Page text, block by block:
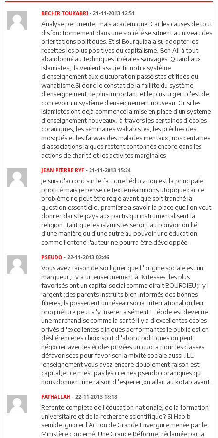
BECHIR TOUKABRI - 21-11-2013 12:51
Analyse pertinente, mais academique. Car les causes de tout
disfonctionnement dans une société se situent au niveau des
orientations politiques. Et si Bourguiba a su adopter les
recettes les plus positives du capitalisme, Ben Ali à tout
abandonné au techniques libérales sauvages. Quand aux
Islamistes, ils veulent assujettir notre système
d'enseignement aux elucubration passéistes et figés du
wahabisme.Si donc le constat de la faillite du système
d'enseignement, le plus important et le plus urgent c'est de
concevoir un système d'enseignement nouveau. Or si les
Islamistes ont déjà commencé la mise en place d'un système
d'enseignement nouveaux, à travers les centaines d'écoles
coraniques, les séminaires wahabistes, les prêches des
mosqués et les fatwas des malades mentaux, nos centaines
d'associations laiques restent contonnés encore dans les
actions de charité et les activités marginales
JEAN PIERRE RYF - 21-11-2013 15:24
Je suis d'accord sur le fait que l'éducation est la principale
priorité mais je pense ce texte néanmoins utopique car ce
problème ne peut être réglé avant que soit tranché la
question essentielle, première a savoir la place que l'on veut
donner dans le pays aux partis qui instrumentalisent la
religion. Tant que les islamistes seront au pouvoir ou lié
d'une manière ou d'une autre au pouvoir une éducation
comme l'entend l'auteur ne pourra être développée.
PSEUDO - 22-11-2013 02:46
Vous avez raison de souligner que l 'origine sociale est un
marqueur;il y a un enseignement à 3vitesses ;les plus
favorisés ont un capital social comme dirait BOURDIEU;il y l
'argent ;des parents instruits bien informés des bonnes
filieres;ils possedent un réseau social international ou leur
proginéture peut s 'y inserer aisément.L 'école est devenue
une marchandise comme la santé il y a d'excellentes écoles
privés d 'excellentes cliniques performantes le public est en
déshérence les choix sont d 'abord politiques.on peut
négocier avec les écoles privées un quota pour les classes
défavorisées pour favoriser la mixité sociale aussi .lLL
'enseignement vous avez encore doublement raison est
capital;et ce n 'est pas les creches pseudo coraniques qui
nous donnent une raison d 'esperer;on allait au kotab avant.
FATHALLAH - 22-11-2013 18:18
Refonte complète de l'éducation nationale, de la formation
universitaire et de la recherche scientifique ? Si Habib
semble ignorer l'Action de Grande Envergure menée par le
Ministère concerné. Une Grande Réforme, réclamée par la